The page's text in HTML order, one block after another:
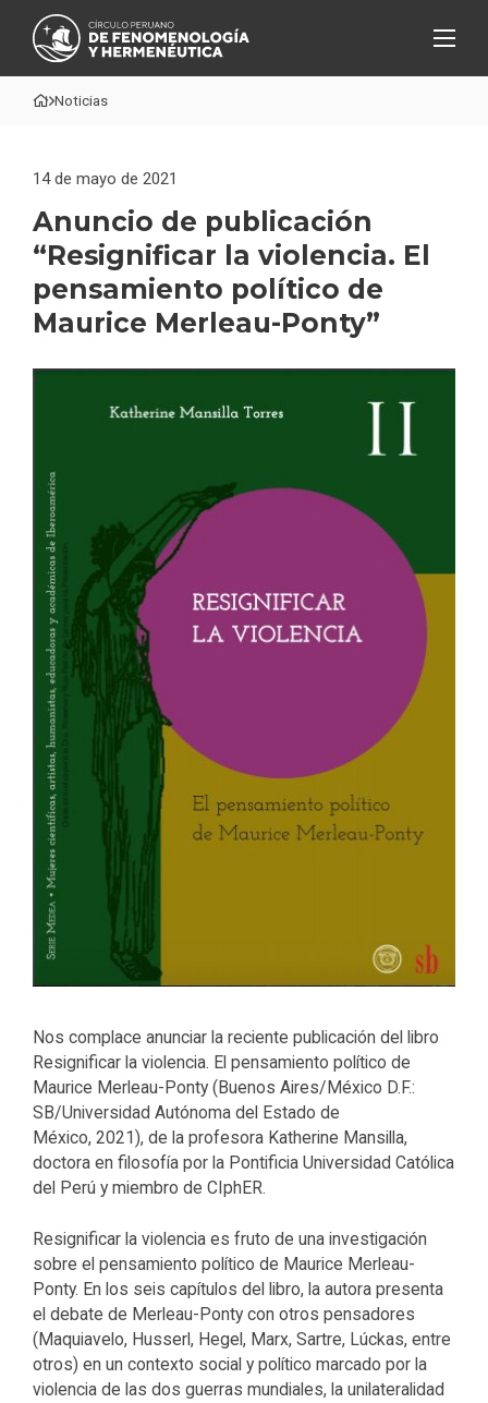
Noticias
14 de mayo de 2021
Anuncio de publicación
“Resignificar la violencia. El
pensamiento político de
Maurice Merleau-Ponty”
Nos complace anunciar la reciente publicación del libro
Resignificar la violencia. El pensamiento político de
Maurice Merleau-Ponty (Buenos Aires/México D.F.:
SB/Universidad Autónoma del Estado de
México, 2021), de la profesora Katherine Mansilla,
doctora en filosofía por la Pontificia Universidad Católica
del Perú y miembro de CIphER.
Resignificar la violencia es fruto de una investigación
sobre el pensamiento político de Maurice Merleau-
Ponty. En los seis capítulos del libro, la autora presenta
el debate de Merleau-Ponty con otros pensadores
(Maquiavelo, Husserl, Hegel, Marx, Sartre, Lúckas, entre
otros) en un contexto social y político marcado por la
violencia de las dos guerras mundiales, la unilateralidad